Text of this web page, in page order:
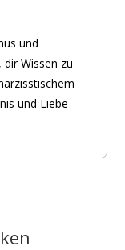
und
Wissen zu
und Liebe